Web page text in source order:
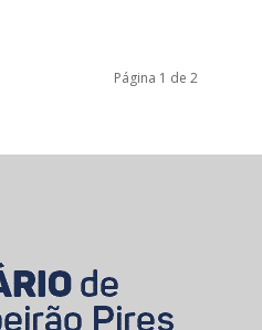
Página 1 de 2